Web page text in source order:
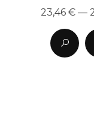
23,46 € —